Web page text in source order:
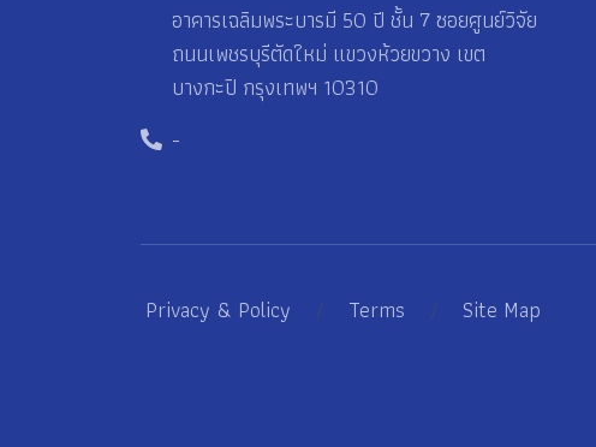
อาคารเฉลิมพระบารมี 50 ปี ชั้น 7 ซอยศูนย์วิจัย
ถนนเพชรบุรีตัดใหม่ แขวงห้วยขวาง เขต
บางกะปิ กรุงเทพฯ 10310
-
Privacy & Policy / Terms / Site Map